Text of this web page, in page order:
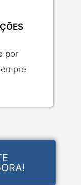
por